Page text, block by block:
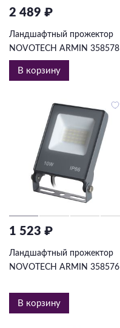
2 489 ₽
Ландшафтный прожектор
NOVOTECH ARMIN 358578
В корзину
1 523 ₽
Ландшафтный прожектор
NOVOTECH ARMIN 358576
В корзину